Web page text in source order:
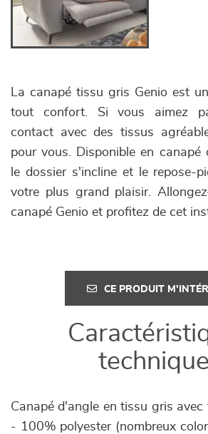
La canapé tissu gris Genio est
tout confort. Si vous aimez
contact avec des tissus
pour vous. Disponible en canapé
le dossier s'incline et le repose-
votre plus grand plaisir.
canapé Genio et profitez de cet
CE PRODUIT
Canapé d'angle en tissu gris avec
- 100% polyester (nombreux